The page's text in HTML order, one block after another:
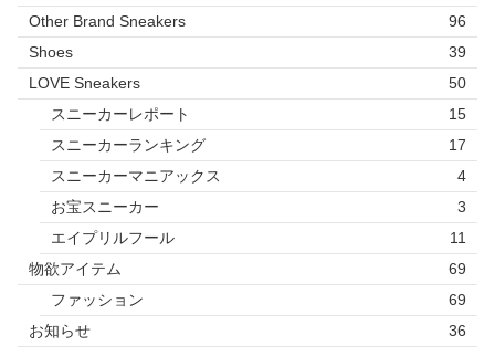
Other Brand Sneakers
96
Shoes
39
LOVE Sneakers
50
スニーカーレポート
15
スニーカーランキング
17
スニーカーマニアックス
4
お宝スニーカー
3
エイプリルフール
11
物欲アイテム
69
ファッション
69
お知らせ
36